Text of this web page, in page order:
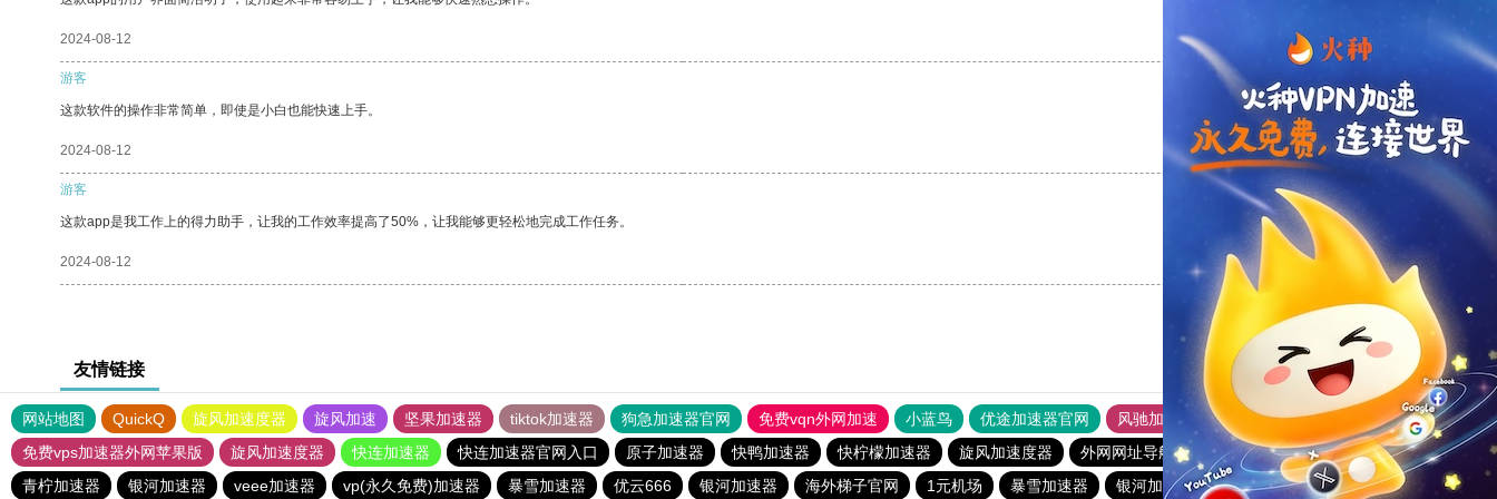
2024-08-12 支持
游客
这款软件的操作非常简单，即使是小白也能快速上手。
2024-08-12 支持[0] 反对[0]
游客
这款app是我工作上的得力助手，让我的工作效率提高了50%，让我能够更轻松地完成工作任务。
2024-08-12 支持[0] 反对[0]
友情链接
网站地图 QuickQ 旋风加速度器 旋风加速 坚果加速器 tiktok加速器 狗急加速器官网 免费vqn外网加速 小蓝鸟 优途加速器官网 风驰加速器
旋风加速器
免费vps加速器外网苹果版
旋风加速度器 快连加速器 快连加速器官网入口 原子加速器 快鸭加速器 快柠檬加速器 旋风加速度器 外网网址导航 软件中心
银河加速器
青柠加速器
银河加速器 veee加速器 vp(永久免费)加速器 暴雪加速器 优云666 银河加速器 海外梯子官网 1元机场 暴雪加速器 银河加速器 暴雪加速器 海鸥加速器